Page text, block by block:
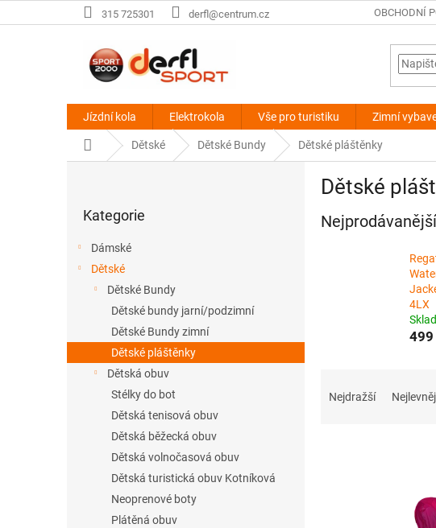
na
315 725301 derfl@centrum.cz OBCHODNÍ
Jízdní kola Elektrokola Vše pro turistiku Zimní
Domů Dětské Dětské Bundy Dětské pláštěnky
a
n
kategorie
Kategorie
Dámské
Dětské
Dětské Bundy
Dětské bundy jarní/podzimní
Dětské Bundy zimní
Dětské pláštěnky
Dětská obuv
Stélky do bot
Dětská tenisová obuv
Dětská běžecká obuv
Dětská volnočasová obuv
Dětská turistická obuv Kotníková
Neoprenové boty
Plátěná obuv
Dětské
Nejprodávanější
4LX
499
Nejdražší